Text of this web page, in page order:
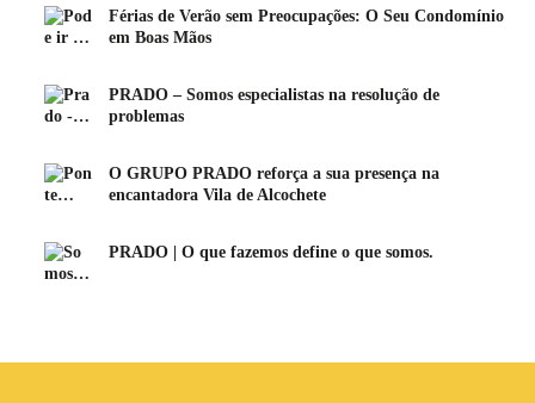
Férias de Verão sem Preocupações: O Seu Condomínio
em Boas Mãos
PRADO – Somos especialistas na resolução de
problemas
O GRUPO PRADO reforça a sua presença na
encantadora Vila de Alcochete
PRADO | O que fazemos define o que somos.